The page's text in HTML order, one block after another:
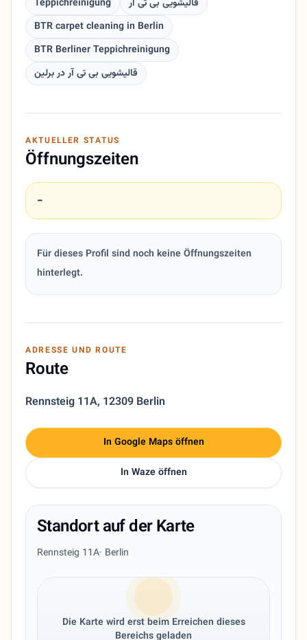
Teppichreinigung
قالیشویی بی تی آر
BTR carpet cleaning in Berlin
BTR Berliner Teppichreinigung
قالیشویی بی تی آر در برلین
AKTUELLER STATUS
Öffnungszeiten
-
Für dieses Profil sind noch keine Öffnungszeiten
hinterlegt.
ADRESSE UND ROUTE
Route
Rennsteig 11A, 12309 Berlin
In Google Maps öffnen
In Waze öffnen
Standort auf der Karte
Rennsteig 11A· Berlin
Die Karte wird erst beim Erreichen dieses
Bereichs geladen